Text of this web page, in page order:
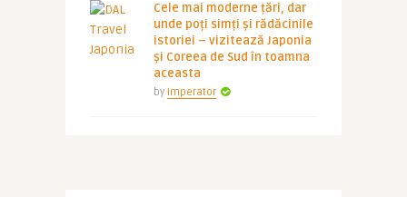
Cele mai moderne țări, dar
unde poți simți și rădăcinile
istoriei – vizitează Japonia
și Coreea de Sud în toamna
aceasta
by Imperator